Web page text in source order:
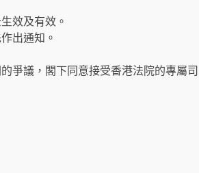
效及有效。
出通知。
爭議，閣下同意接受香港法院的專屬司